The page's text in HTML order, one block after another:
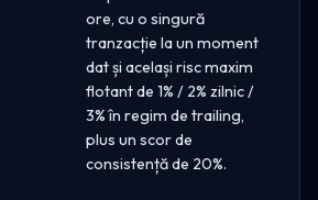
ore, cu o singură
tranzacție la un moment
dat și același risc maxim
flotant de 1% / 2% zilnic /
3% în regim de trailing,
plus un scor de
consistență de 20%.